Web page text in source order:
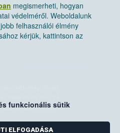
megismerheti, hogyan
védelméről. Weboldalunk
felhasználói élmény
kérjük, kattintson az
funkcionális sütik
ELFOGADÁSA
biztonsági Hivatal
Budapest. Pf. 30.